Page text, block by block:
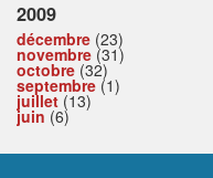
2009
décembre (23)
novembre (31)
octobre (32)
septembre (1)
juillet (13)
juin (6)